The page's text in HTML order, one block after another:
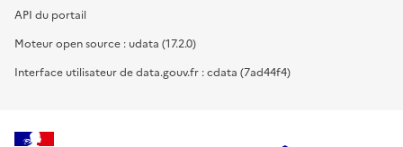
API du portail
Moteur open source : udata (17.2.0)
Interface utilisateur de data.gouv.fr : cdata (7ad44f4)